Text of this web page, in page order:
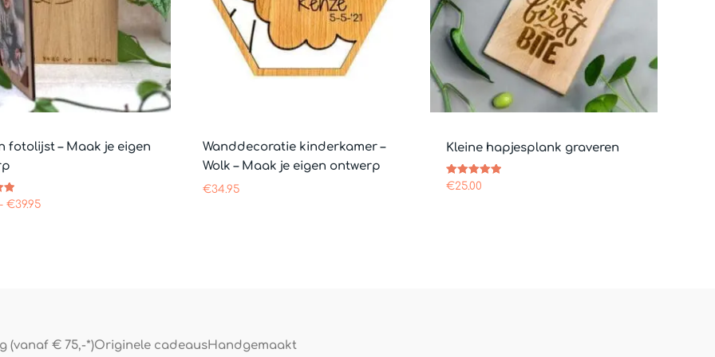
fotolijst – Maak je eigen
- €39.95
Wanddecoratie kinderkamer –
Wolk – Maak je eigen ontwerp
€34.95
Kleine hapjesplank graveren
Gewaardeerd
€25.00
(vanaf € 75,-*)Originele cadeausHandgemaakt